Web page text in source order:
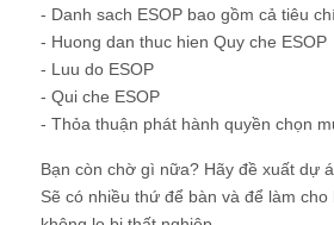
- Danh sach ESOP bao gồm cả tiêu
- Huong dan thuc hien Quy che ESOP
- Luu do ESOP
- Qui che ESOP
- Thỏa thuận phát hành quyền chọn
Bạn còn chờ gì nữa? Hãy đề xuất dự
Sẽ có nhiều thứ để bàn và để làm cho